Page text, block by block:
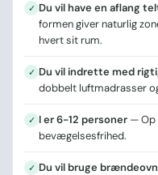
✓ Du vil have en aflang
formen giver naturlig
hvert sit rum.
✓ Du vil indrette med
dobbelt luftmadrasser
✓ I er 6-12 personer — Op
bevægelsesfrihed.
✓ Du vil bruge brændeovn